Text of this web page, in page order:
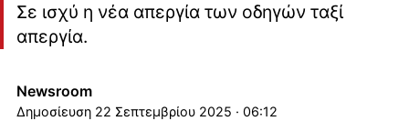
Σε ισχύ η νέα απεργία των οδηγών ταξί
απεργία.
Newsroom
22 Σεπτεμβρίου 2025 · 06:12